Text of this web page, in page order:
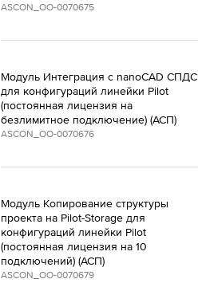
ASCON_ОО-0070675
Модуль Интеграция с nanoCAD СПДС
для конфигураций линейки Pilot
(постоянная лицензия на
безлимитное подключение) (АСП)
ASCON_ОО-0070676
Модуль Копирование структуры
проекта на Pilot-Storage для
конфигураций линейки Pilot
(постоянная лицензия на 10
подключений) (АСП)
ASCON_ОО-0070679